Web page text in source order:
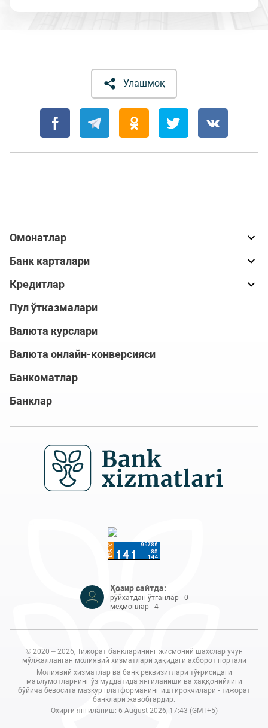
Улашмоқ
Омонатлар
Банк карталари
Кредитлар
Пул ўтказмалари
Валюта курслари
Валюта онлайн-конверсияси
Банкоматлар
Банклар
Ҳозир сайтда:
рўйхатдан ўтганлар - 0
меҳмонлар - 4
© 2020 – 2026, Тижорат банкларининг жисмоний шахслар учун
мўлжалланган молиявий хизматлари ҳақидаги ахборот портали
Молиявий хизматлар ва банк реквизитлари тўғрисидаги
маълумотларнинг ўз муддатида янгиланиши ва ҳаққонийлиги
бўйича бевосита мазкур платформанинг иштирокчилари - тижорат
банклари жавобгардир.
Охирги янгиланиш: 6 August 2026, 17:43 (GMT+5)